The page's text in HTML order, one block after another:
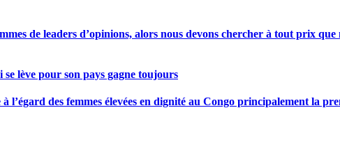
de leaders d’opinions, alors nous devons chercher à tout prix
se lève pour son pays gagne toujours
l’égard des femmes élevées en dignité au Congo principalement la